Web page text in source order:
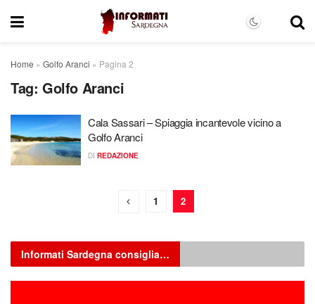
Home » Golfo Aranci » Pagina 2
Tag: Golfo Aranci
Cala Sassari – Spiaggia incantevole vicino a
Golfo Aranci
DI REDAZIONE
1 2
Informati Sardegna consiglia…